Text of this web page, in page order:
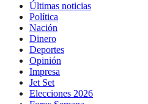
Últimas noticias
Política
Nación
Dinero
Deportes
Opinión
Impresa
Jet Set
Elecciones 2026